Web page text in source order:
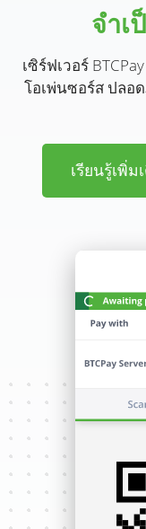
จำเ
เซิร์ฟเวอร์
โอเพ่นซอร์ส ปลอ
เรียนรู้เพิ่ม